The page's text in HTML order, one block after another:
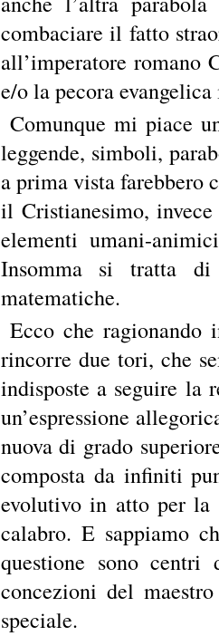
combaciare il fatto
all’imperatore romano
e/o la pecora
Comunque mi piace
leggende, simboli,
a prima vista farebbero
il Cristianesimo,
elementi umani-
Insomma si tratta
matematiche.
Ecco che
rincorre due tori, che
indisposte a seguire la
un’espressione
nuova di grado
composta da infiniti
evolutivo in atto per
calabro. E sappiamo
questione sono
concezioni del
speciale.